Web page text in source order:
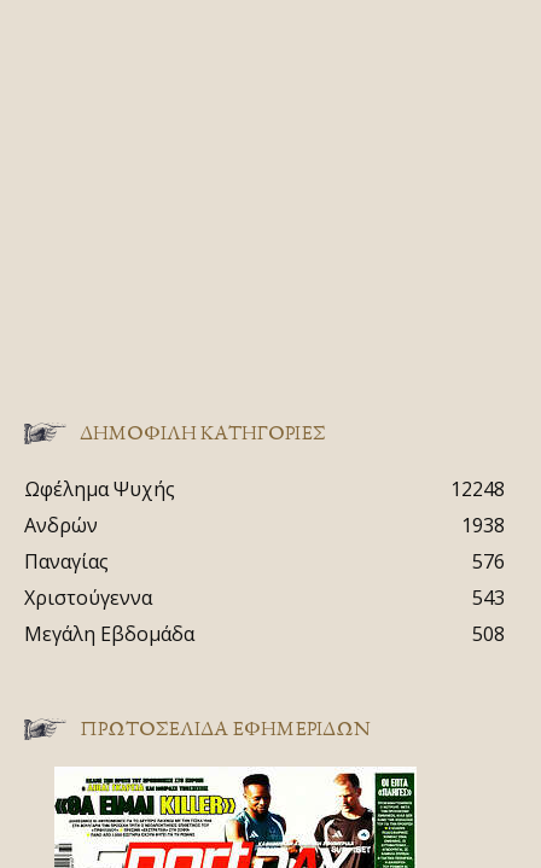
ΔΗΜΟΦΙΛΗ ΚΑΤΗΓΟΡΙΕΣ
Ωφέλημα Ψυχής
12248
Ανδρών
1938
Παναγίας
576
Χριστούγεννα
543
Μεγάλη Εβδομάδα
508
ΠΡΩΤΟΣΈΛΙΔΑ ΕΦΗΜΕΡΊΔΩΝ